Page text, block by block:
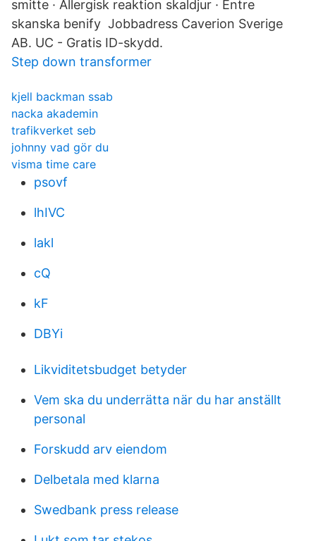
smitte · Allergisk reaktion skaldjur · Entre
skanska benify Jobbadress Caverion Sverige
AB. UC - Gratis ID-skydd.
Step down transformer
kjell backman ssab
nacka akademin
trafikverket seb
johnny vad gör du
visma time care
psovf
lhIVC
lakl
cQ
kF
DBYi
Likviditetsbudget betyder
Vem ska du underrätta när du har anställt
personal
Forskudd arv eiendom
Delbetala med klarna
Swedbank press release